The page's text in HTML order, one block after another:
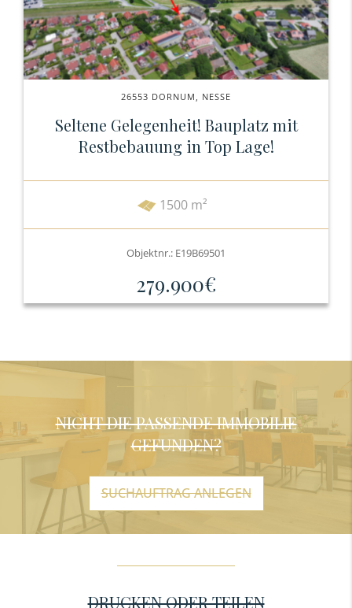
26553 DORNUM, NESSE
Seltene Gelegenheit! Bauplatz mit
Restbebauung in Top Lage!
1500 m²
Objektnr.: E19B69501
279.900€
NICHT DIE PASSENDE IMMOBILIE
GEFUNDEN?
SUCHAUFTRAG ANLEGEN
DRUCKEN ODER TEILEN